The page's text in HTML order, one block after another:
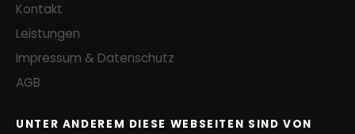
Kontakt
Leistungen
Impressum & Datenschutz
AGB
UNTER ANDEREM DIESE WEBSEITEN SIND VON